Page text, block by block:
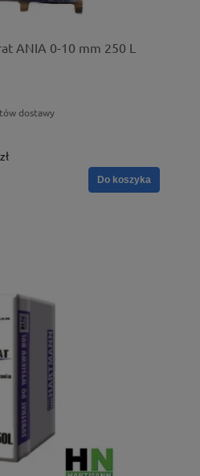
ANIA 0-10 mm 250 L
dostawy
Do koszyka